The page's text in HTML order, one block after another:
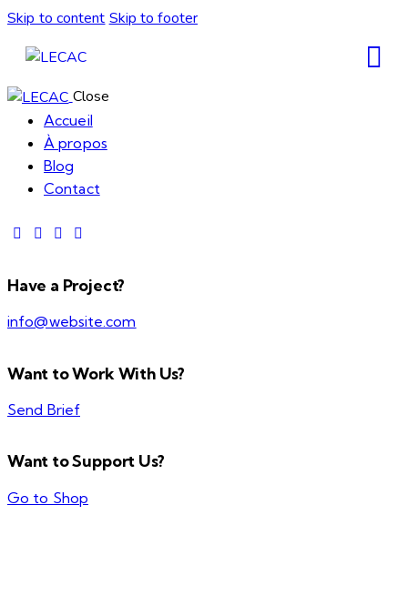
Skip to content Skip to footer
Close
Accueil
À propos
Blog
Contact
Have a Project?
info@website.com
Want to Work With Us?
Send Brief
Want to Support Us?
Go to Shop